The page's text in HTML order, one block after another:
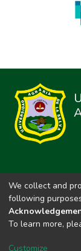
We collect and
following
To learn more,
Customize